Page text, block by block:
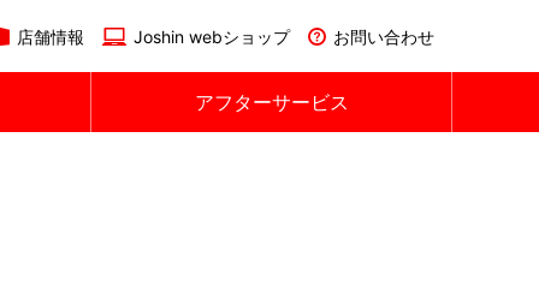
店舗情報 Joshin webショップ お問い合わせ
アフターサービス